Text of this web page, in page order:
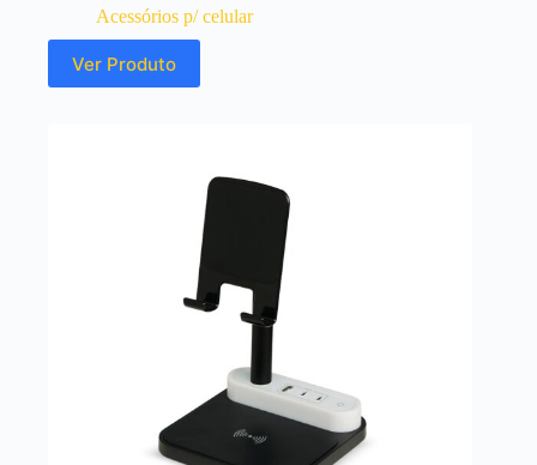
Acessórios p/ celular
Ver Produto